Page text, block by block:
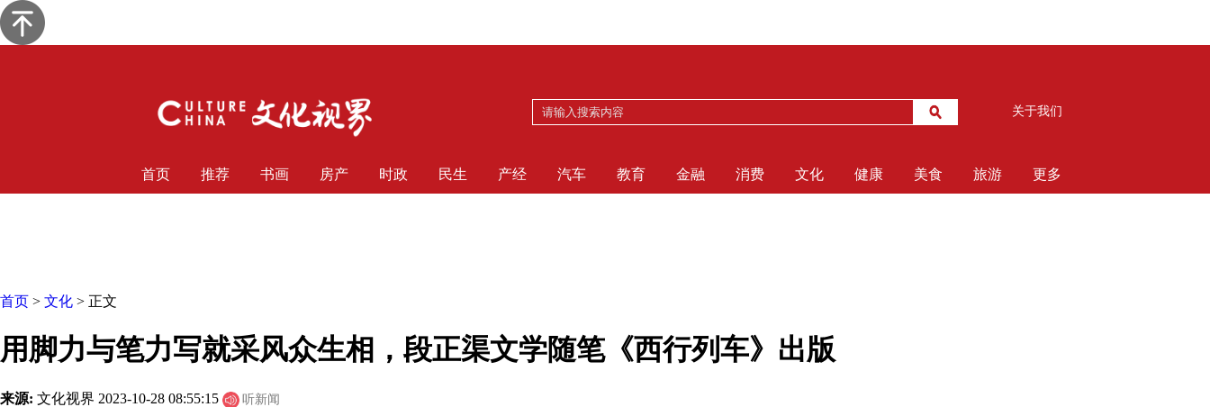
关于我们
首页 推荐 书画 房产 时政 民生 产经 汽车 教育 金融 消费 文化 健康 美食 旅游 更多
首页 > 文化 > 正文
用脚力与笔力写就采风众生相，段正渠文学随笔《西行列车》出版
来源: 文化视界 2023-10-28 08:55:15 听新闻